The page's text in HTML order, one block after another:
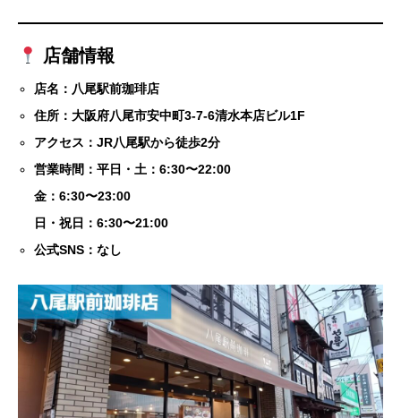
店舗情報
店名：八尾駅前珈琲店
住所：大阪府八尾市安中町3-7-6清水本店ビル1F
アクセス：JR八尾駅から徒歩2分
営業時間：平日・土：6:30〜22:00
金：6:30〜23:00
日・祝日：6:30〜21:00
公式SNS：なし